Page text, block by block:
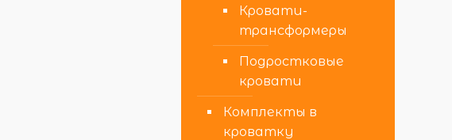
Кровати-
трансформеры
Подростковые
кровати
Комплекты в
кроватку